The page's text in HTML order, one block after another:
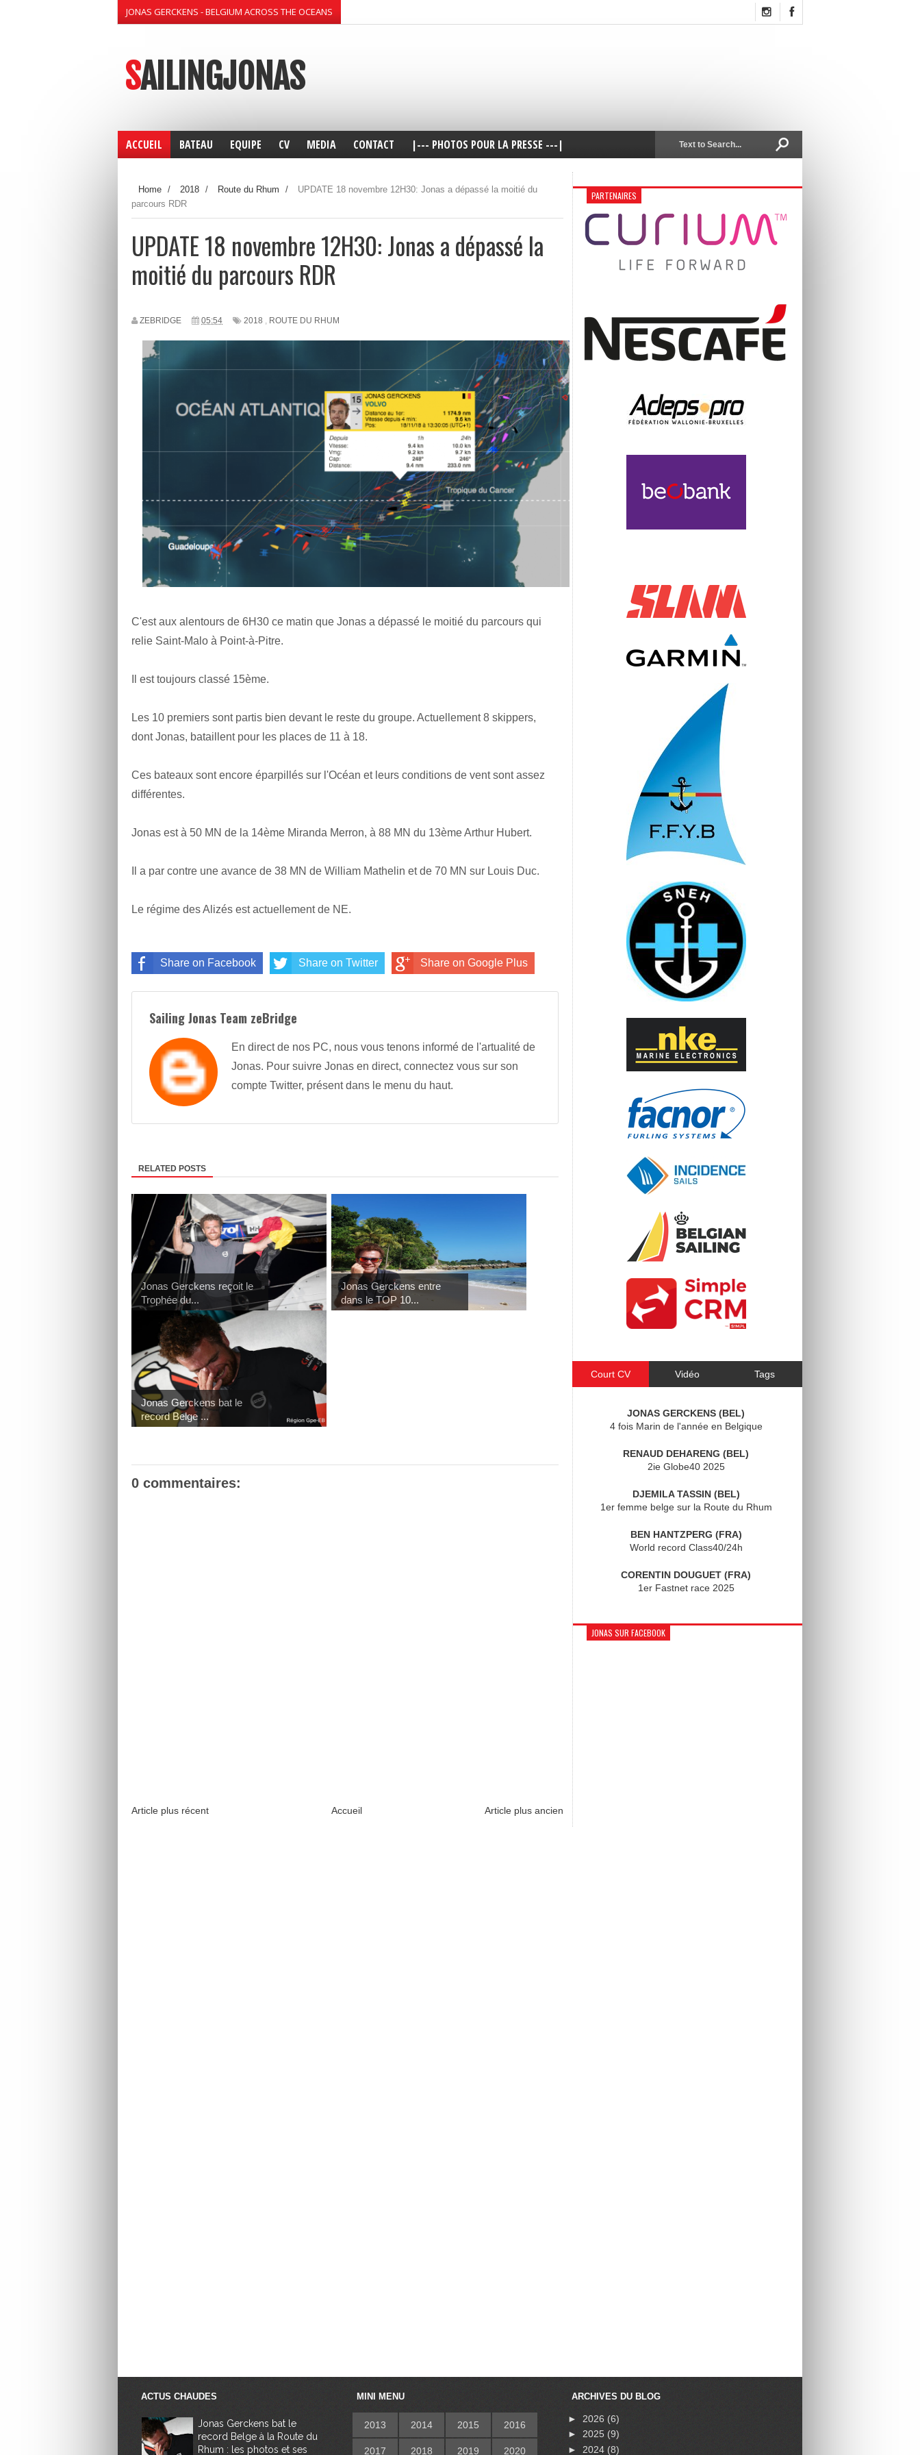
JONAS GERCKENS - BELGIUM ACROSS THE OCEANS
SAILINGJONAS
ACCUEIL BATEAU EQUIPE CV MEDIA CONTACT |--- PHOTOS POUR LA PRESSE ---|
Home / 2018 / Route du Rhum /
UPDATE 18 novembre 12H30: Jonas a dépassé la moitié du
parcours RDR
UPDATE 18 novembre 12H30: Jonas a dépassé la
moitié du parcours RDR
ZEBRIDGE 05:54 2018 , ROUTE DU RHUM
C'est aux alentours de 6H30 ce matin que Jonas a dépassé le moitié du parcours qui
relie Saint-Malo à Point-à-Pitre.
Il est toujours classé 15ème.
Les 10 premiers sont partis bien devant le reste du groupe. Actuellement 8 skippers,
dont Jonas, bataillent pour les places de 11 à 18.
Ces bateaux sont encore éparpillés sur l'Océan et leurs conditions de vent sont assez
différentes.
Jonas est à 50 MN de la 14ème Miranda Merron, à 88 MN du 13ème Arthur Hubert.
Il a par contre une avance de 38 MN de William Mathelin et de 70 MN sur Louis Duc.
Le régime des Alizés est actuellement de NE.
Share on Facebook Share on Twitter Share on Google Plus
Sailing Jonas Team zeBridge
En direct de nos PC, nous vous tenons informé de l'artualité de
Jonas. Pour suivre Jonas en direct, connectez vous sur son
compte Twitter, présent dans le menu du haut.
RELATED POSTS
Jonas Gerckens reçoit le
Trophée du...
Jonas Gerckens entre
dans le TOP 10...
Jonas Gerckens bat le
record Belge ...
0 commentaires:
Article plus récent Article plus ancien
Accueil
PARTENAIRES
Court CV Vidéo Tags
JONAS GERCKENS (BEL)
4 fois Marin de l'année en Belgique
RENAUD DEHARENG (BEL)
2ie Globe40 2025
DJEMILA TASSIN (BEL)
1er femme belge sur la Route du Rhum
BEN HANTZPERG (FRA)
World record Class40/24h
CORENTIN DOUGUET (FRA)
1er Fastnet race 2025
JONAS SUR FACEBOOK
ACTUS CHAUDES
Jonas Gerckens bat le
record Belge à la Route du
Rhum : les photos et ses
MINI MENU
2013 2014 2015 2016
2017 2018 2019 2020
ARCHIVES DU BLOG
► 2026(6)
► 2025(9)
► 2024(8)